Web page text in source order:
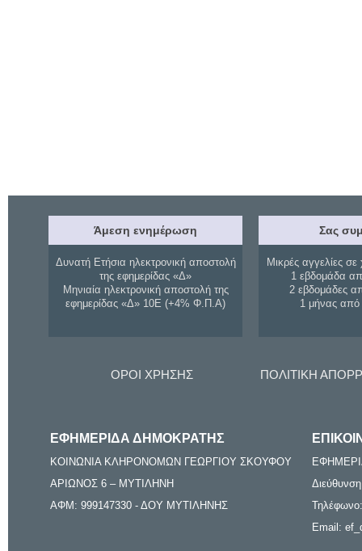
Άμεση ενημέρωση
Δυνατή Ετήσια ηλεκτρονική αποστολή
της εφημερίδας «Δ»
Μηνιαία ηλεκτρονική αποστολή της
εφημερίδας «Δ» 10Ε (+4% Φ.Π.Α)
Σας
Μικρές αγγελίες σε
1 εβδομάδα
2 εβδομάδες
1 μήνας
ΟΡΟΙ ΧΡΗΣΗΣ ΠΟΛΙΤΙΚΗ
ΕΦΗΜΕΡΙΔΑ ΔΗΜΟΚΡΑΤΗΣ
ΚΟΙΝΩΝΙΑ ΚΛΗΡΟΝΟΜΩΝ ΓΕΩΡΓΙΟΥ ΣΚΟΥΦΟΥ
ΑΡΙΩΝΟΣ 6 – ΜΥΤΙΛΗΝΗ
ΑΦΜ: 999147330 - ΔΟΥ ΜΥΤΙΛΗΝΗΣ
Email: